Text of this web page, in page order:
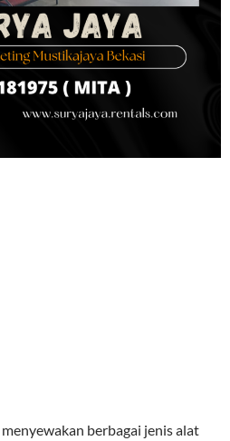
menyewakan berbagai jenis alat